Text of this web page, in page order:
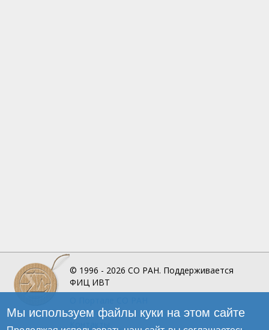
© 1996 - 2026 СО РАН. Поддерживается
ФИЦ ИВТ
Инфографика
Мы используем файлы куки на этом сайте